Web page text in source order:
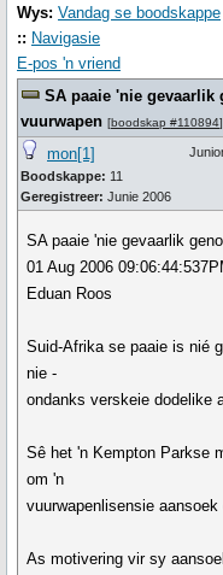
Wys: Vandag se boodskappe
:: Navigasie
E-pos 'n vriend
SA paaie 'nie gevaarlik
vuurwapen [boodskap #110894]
mon[1]
Boodskappe: 11
Geregistreer: Junie 2006
SA paaie 'nie gevaarlik
01 Aug 2006
Eduan Roos
Suid-Afrika se paaie is nié
nie -
ondanks verskeie dodelike
Sê het 'n Kempton Parkse
om 'n
vuurwapenlisensie aansoek
As motivering vir sy